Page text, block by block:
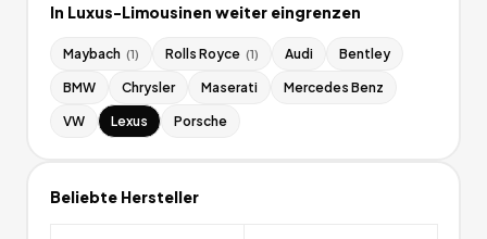
In Luxus-Limousinen weiter eingrenzen
Maybach (1) Rolls Royce (1) Audi Bentley
BMW Chrysler Maserati Mercedes Benz
VW Lexus Porsche
Beliebte Hersteller